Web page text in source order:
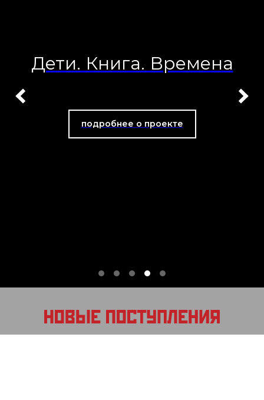
Дети. Книга. Времена
подробнее о проекте